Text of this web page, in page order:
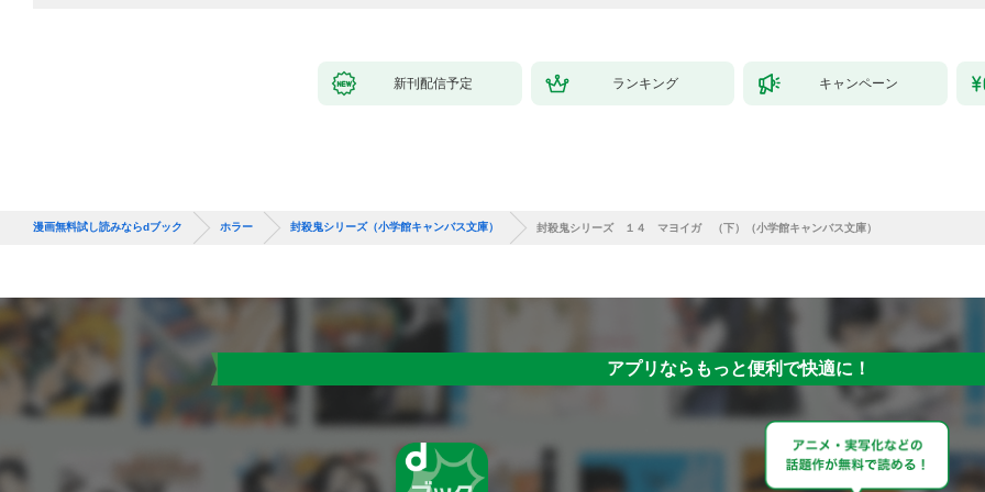
新刊配信予定 ランキング キャンペーン
漫画無料試し読みならdブック ホラー 封殺鬼シリーズ（小学館キャンバス文庫） 封殺鬼シリーズ １４ マヨイガ （下）（小学館キャンバス文庫）
アプリならもっと便利で快適に！